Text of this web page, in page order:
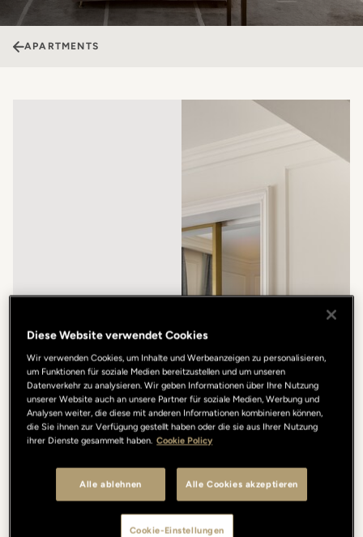
APARTMENTS
Diese Website verwendet Cookies
Wir verwenden Cookies, um Inhalte und Werbeanzeigen zu personalisieren,
um Funktionen für soziale Medien bereitzustellen und um unseren
Datenverkehr zu analysieren. Wir geben Informationen über Ihre Nutzung
unserer Website auch an unsere Partner für soziale Medien, Werbung und
Analysen weiter, die diese mit anderen Informationen kombinieren können,
die Sie ihnen zur Verfügung gestellt haben oder die sie aus Ihrer Nutzung
ihrer Dienste gesammelt haben. Cookie Policy
Alle ablehnen Alle Cookies akzeptieren
Cookie-Einstellungen